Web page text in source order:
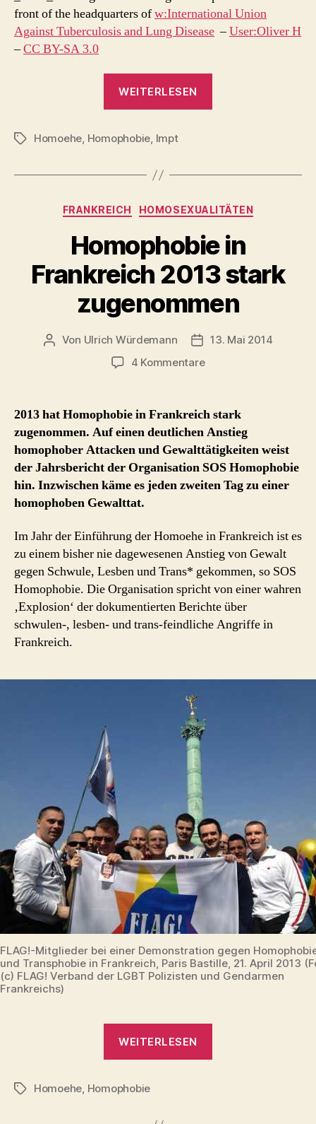
front of the headquarters ofw:International Union
Against Tuberculosis and Lung Disease –User:Oliver H
–CC BY-SA 3.0
WEITERLESEN
ersten
–
wer
finanziert
die
Gegner
Schlagwörter
Homoehe, Homophobie, lmpt
Kategorien
FRANKREICH HOMOSEXUALITÄTEN
Homophobie in
Frankreich 2013 stark
zugenommen
Beitragsautor
Von Ulrich Würdemann Beitragsdatum
13. Mai 2014
4 Kommentarezu
Frankreich
stark
zugenommen
2013 hat Homophobie in Frankreich stark
zugenommen. Auf einen deutlichen Anstieg
homophober Attacken und Gewalttätigkeiten weist
der Jahrsbericht der Organisation SOS Homophobie
hin. Inzwischen käme es jeden zweiten Tag zu einer
homophoben Gewalttat.
Im Jahr der Einführung der Homoehe in Frankreich ist es
zu einem bisher nie dagewesenen Anstieg von Gewalt
gegen Schwule, Lesben und Trans* gekommen, so SOS
Homophobie. Die Organisation spricht von einer wahren
‚Explosion‘ der dokumentierten Berichte über
schwulen-, lesben- und trans-feindliche Angriffe in
Frankreich.
FLAG!-Mitglieder bei einer Demonstration gegen
und Transphobie in Frankreich, Paris Bastille, 21. April 2013
(c) FLAG! Verband der LGBT Polizisten und Gendarmen
Frankreichs)
WEITERLESEN
Schlagwörter
Homoehe, Homophobie